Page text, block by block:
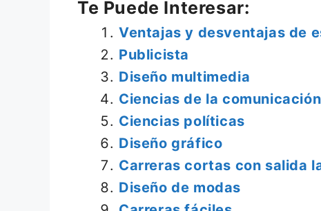
Te Puede Interesar:
Ventajas y desventajas de
Publicista
Diseño multimedia
Ciencias de la comunicación
Ciencias políticas
Diseño gráfico
Carreras cortas con salida
Diseño de modas